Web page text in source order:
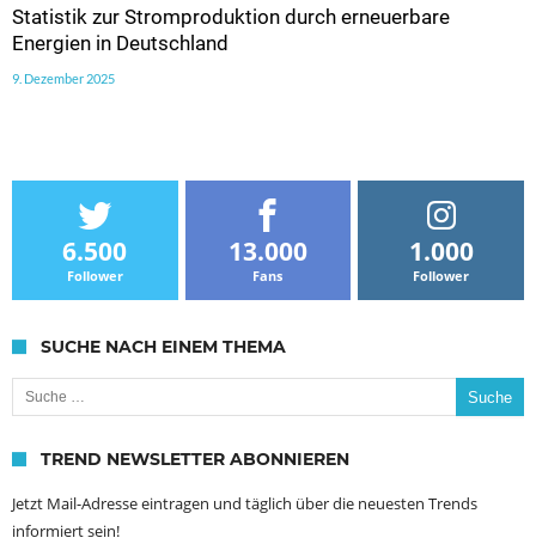
Statistik zur Stromproduktion durch erneuerbare
Energien in Deutschland
9. Dezember 2025
6.500
Follower
13.000
Fans
1.000
Follower
SUCHE NACH EINEM THEMA
Suche nach:
TREND NEWSLETTER ABONNIEREN
Jetzt Mail-Adresse eintragen und täglich über die neuesten Trends
informiert sein!